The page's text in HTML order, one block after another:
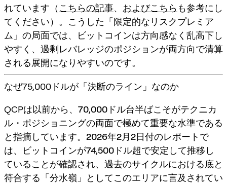
れています（ こちらの記事、 およびこちら も参考にし
てください）。こうした「限定的なリスクプレミア
ム」の局面では、ビットコインは方向感なく乱高下し
やすく、過剰レバレッジのポジションが両方向で清算
される展開になりやすいのです。
なぜ75,000ドルが「決断のライン」なのか
QCPは以前から、 70,000ドル台半ばこそがテクニカ
ル・ポジショニングの両面で極めて重要な水準である
と指摘しています。 2026年2月2日付のレポート で
は、ビットコインが74,500ドル超で安定 して推移し
ていることが確認され、過去のサイクルにおける底と
符合する「分水嶺」としてこのエリアに言及されてい